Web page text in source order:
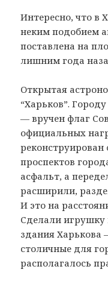
Интересно, что в
неким подобием
поставлена на
лишним года
Открытая
“Харьков”.
— вручен флаг
официальных
проспектов
асфальт, а
расширили,
И это на
Сделали игрушку
здания Харькова
столичные для
располагалось